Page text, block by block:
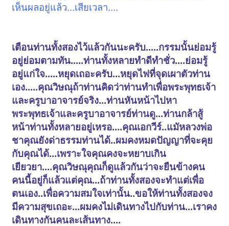
11/350/276
องฺ.อฏฺฐก.23/163/315.
</TD></TR></TBODY></TABLE>
เห็นผลอยู่แล้ว...เสียเวลา....
เตือนท่านทั้งสองไว้แล้วกันนะครับ.....กรรมนั้นย่อมรู้
อยู่ย่อมตามทัน.....ท่านทั้งหลายทำดีทำชั่ว....ย่อมรู้
อยู่แก่ใจ.....หยุดเถอะครับ...หยุดไฟที่จุดเผาตัวท่าน
เอง.....คุณวิษณุถ้าท่านคิดว่าท่านทำเพื่อพระพุทธเจ้า
และครูบาอาจารย์จริง...ท่านหันหน้าไปหา
พระพุทธเจ้าและครูบาอาจารย์ท่านดู...ท่านกล้าสู้
หน้าท่านทั้งหลายอยู่เหรอ....คุณเอกวีร์..แมัหลวงพ่อ
ชาคุณยังด่าธรรมท่านได้..ผมคงหมดปัญญาที่จะคุย
กับคุณได้...เพราะใจคุณคงจะหยาบเกิน
เยียวยา....คุณวิษณุคุณก็ดูแล้วกันว่าจะยืนข้างคน
คนนี้อยู่ก็แล้วแต่คุณ...ถ้าท่านทั้งสองจะทำแต่เพื่อ
ตนเอง..เพื่อความสมใจเท่านั้น..ขอให้ท่านทั้งสองจง
มีความสุขเถอะ...ผมคงไม่เดินทางไปกับท่าน...เราคง
เดินทางกันคนละเส้นทาง....